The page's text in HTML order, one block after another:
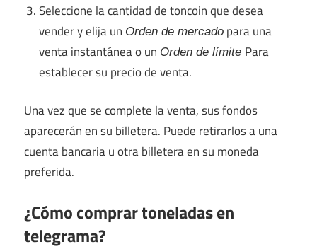
Seleccione la cantidad de toncoin que desea
vender y elija un Orden de mercado para una
venta instantánea o un Orden de límite Para
establecer su precio de venta.
Una vez que se complete la venta, sus fondos
aparecerán en su billetera. Puede retirarlos a una
cuenta bancaria u otra billetera en su moneda
preferida.
¿Cómo comprar toneladas en
telegrama?